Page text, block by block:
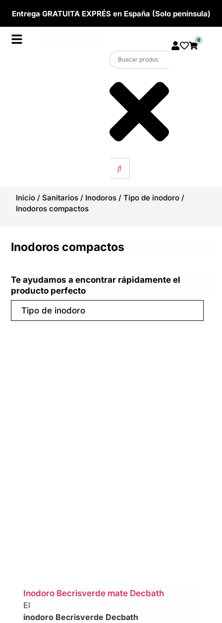
Entrega GRATUITA EXPRÉS en España (Solo península)
0
Inicio /Sanitarios / Inodoros /Tipo de inodoro /
Inodoros compactos
Inodoros compactos
Te ayudamos a encontrar rápidamente el
producto perfecto
Tipo de inodoro
Inodoro Becrisverde mate Decbath
El
inodoro Becrisverde Decbath